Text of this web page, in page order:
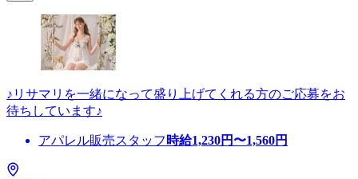
♪リサマリを一緒になって盛り上げてくれる方のご応募をお
待ちしています♪
アパレル販売スタッフ 時給1,230円〜1,560円